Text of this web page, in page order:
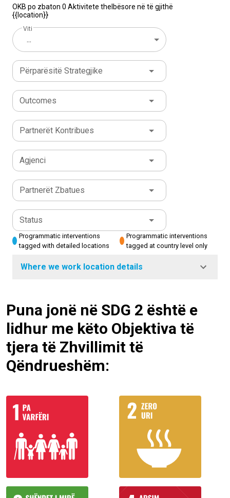
OKB po zbaton 0 Aktivitete thelbësore në të gjithë
{{location}}
Viti
...
Përparësitë Strategjike
Outcomes
Partnerët Kontribues
Agjenci
Partnerët Zbatues
Status
Programmatic interventions
tagged with detailed locations
Programmatic interventions
tagged at country level only
Where we work location details
Puna jonë në SDG 2 është e
lidhur me këto Objektiva të
tjera të Zhvillimit të
Qëndrueshëm: